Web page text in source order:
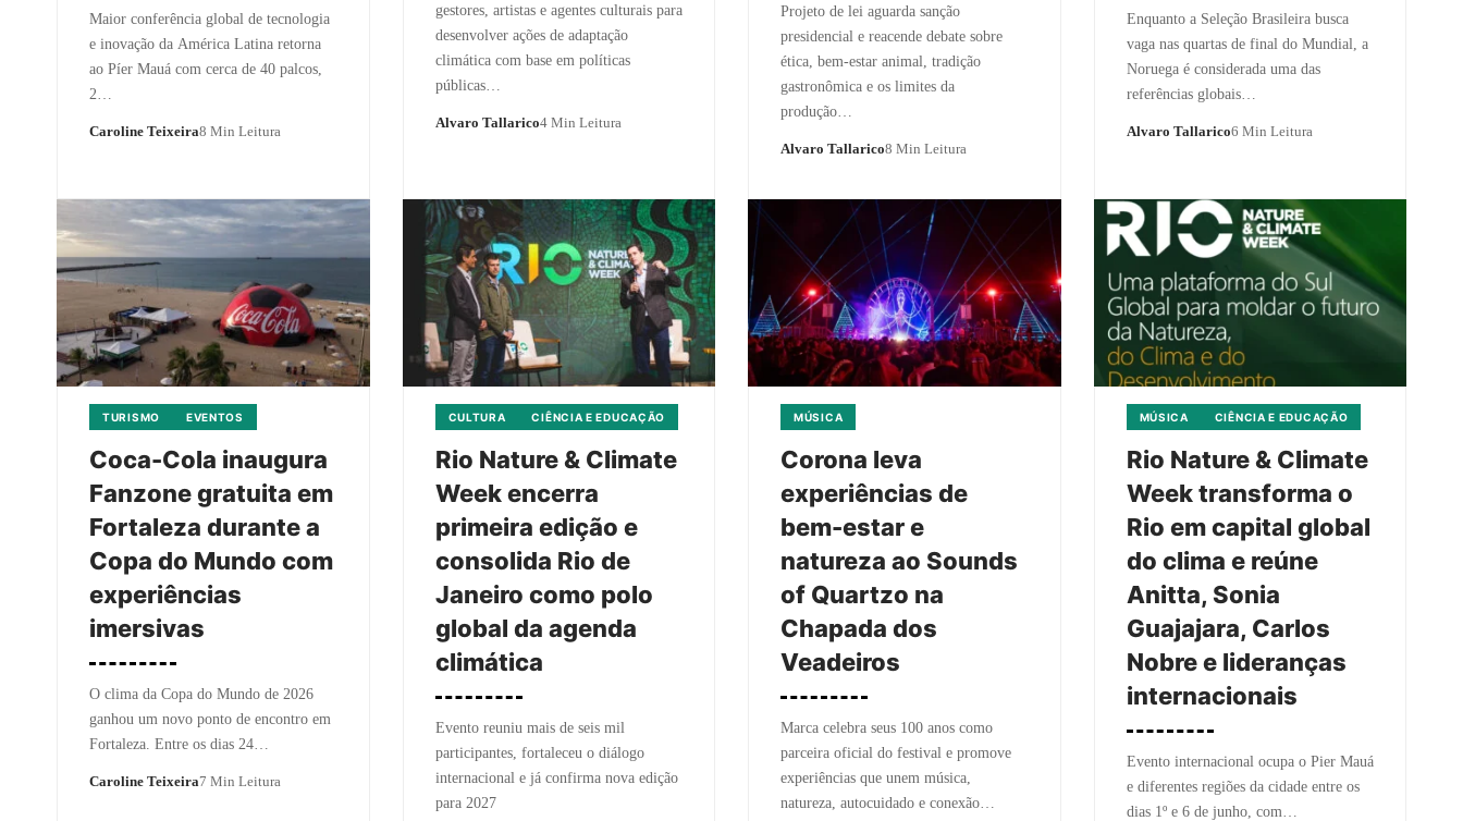
Maior conferência global de tecnologia
e inovação da América Latina retorna
ao Píer Mauá com cerca de 40 palcos,
2…
Caroline Teixeira8 Min Leitura
gestores, artistas e agentes culturais para
desenvolver ações de adaptação
climática com base em políticas
públicas…
Alvaro Tallarico4 Min Leitura
Projeto de lei aguarda sanção
presidencial e reacende debate sobre
ética, bem-estar animal, tradição
gastronômica e os limites da
produção…
Alvaro Tallarico8 Min Leitura
Enquanto a Seleção Brasileira busca
vaga nas quartas de final do Mundial, a
Noruega é considerada uma das
referências globais…
Alvaro Tallarico6 Min Leitura
TURISMO EVENTOS
Coca-Cola inaugura
Fanzone gratuita em
Fortaleza durante a
Copa do Mundo com
experiências
imersivas
O clima da Copa do Mundo de 2026
ganhou um novo ponto de encontro em
Fortaleza. Entre os dias 24…
Caroline Teixeira7 Min Leitura
CULTURA CIÊNCIA E EDUCAÇÃO
Rio Nature & Climate
Week encerra
primeira edição e
consolida Rio de
Janeiro como polo
global da agenda
climática
Evento reuniu mais de seis mil
participantes, fortaleceu o diálogo
internacional e já confirma nova edição
para 2027
MÚSICA
Corona leva
experiências de
bem-estar e
natureza ao Sounds
of Quartzo na
Chapada dos
Veadeiros
Marca celebra seus 100 anos como
parceira oficial do festival e promove
experiências que unem música,
natureza, autocuidado e conexão…
MÚSICA CIÊNCIA E EDUCAÇÃO
Rio Nature & Climate
Week transforma o
Rio em capital global
do clima e reúne
Anitta, Sonia
Guajajara, Carlos
Nobre e lideranças
internacionais
Evento internacional ocupa o Pier Mauá
e diferentes regiões da cidade entre os
dias 1º e 6 de junho, com…